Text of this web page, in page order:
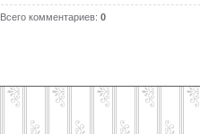
Всего комментариев: 0